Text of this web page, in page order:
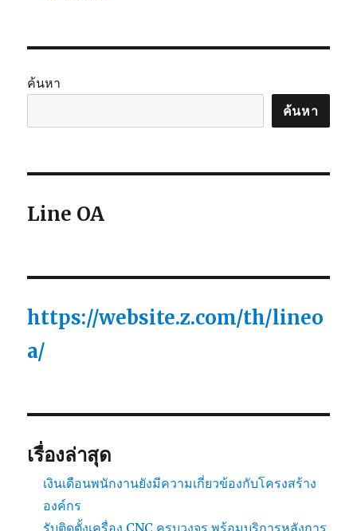
ค้นหา
ค้นหา
Line OA
https://website.z.com/th/lineo
a/
เรื่องล่าสุด
เงินเดือนพนักงานยังมีความเกี่ยวข้องกับโครงสร้าง
องค์กร